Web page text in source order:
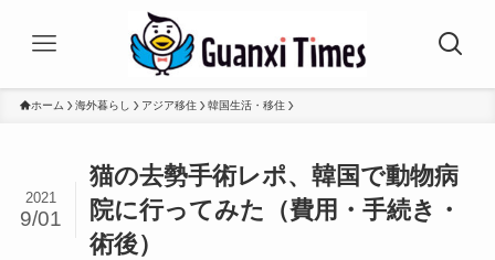
ホーム 海外暮らし アジア移住 韓国生活・移住
猫の去勢手術レポ、韓国で動物病
院に行ってみた（費用・手続き・
術後）
2021
9/01